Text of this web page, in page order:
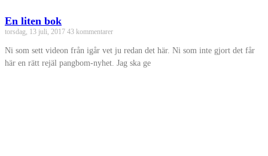
En liten bok
torsdag, 13 juli, 2017 43 kommentarer
Ni som sett videon från igår vet ju redan det här. Ni som inte gjort det får
här en rätt rejäl pangbom-nyhet. Jag ska ge